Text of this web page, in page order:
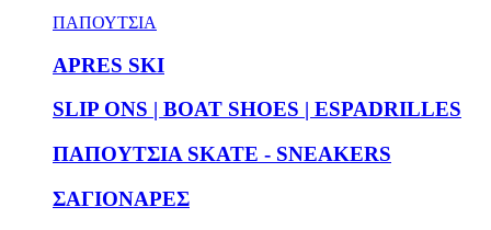
ΠΑΠΟΥΤΣΙΑ
APRES SKI
SLIP ONS | BOAT SHOES | ESPADRILLES
ΠΑΠΟΥΤΣΙΑ SKATE - SNEAKERS
ΣΑΓΙΟΝΑΡΕΣ